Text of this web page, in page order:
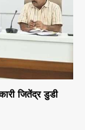
जितेंद्र डुडी